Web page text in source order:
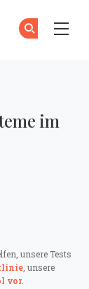
im
unsere Tests
, unsere
vor.